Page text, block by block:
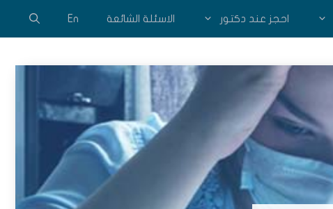
احجز عند دكتور الاسئلة الشائعة En